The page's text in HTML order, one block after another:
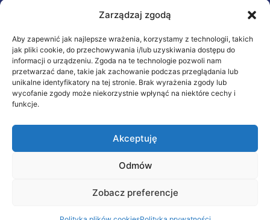
Zarządzaj zgodą
Aby zapewnić jak najlepsze wrażenia, korzystamy z technologii, takich
jak pliki cookie, do przechowywania i/lub uzyskiwania dostępu do
informacji o urządzeniu. Zgoda na te technologie pozwoli nam
przetwarzać dane, takie jak zachowanie podczas przeglądania lub
unikalne identyfikatory na tej stronie. Brak wyrażenia zgody lub
wycofanie zgody może niekorzystnie wpłynąć na niektóre cechy i
funkcje.
Akceptuję
Odmów
Zobacz preferencje
Strona Główna
Wycieczki
Oferta
O nas
Kontakt
©2026 A.U.T.O. Robert Caban. Wszystkie prawa
wykonał: M.C.